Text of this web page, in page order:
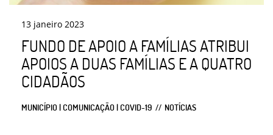
13 janeiro 2023
FUNDO DE APOIO A FAMÍLIAS ATRIBUI
APOIOS A DUAS FAMÍLIAS E A QUATRO
CIDADÃOS
MUNICÍPIO | COMUNICAÇÃO | COVID-19 NOTÍCIAS